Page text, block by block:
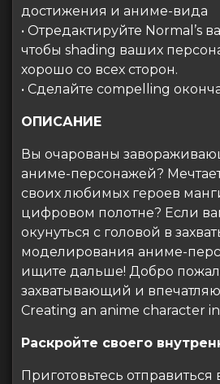
достижения и аниме-вида
• Отредактируйте Normal’s
чтобы shading ваших
хорошо со всех сторон.
• Сделайте compelling
ОПИСАНИЕ
Вы очарованы
аниме-персонажей?
своих любимых героев
цифровом полотне? Если
окунуться с головой в
моделирования аниме-
ищите дальше! Добро
захватывающий и
Creating an anime character
Раскройте своего
Приготовьтесь отправиться